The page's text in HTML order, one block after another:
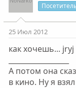
25 Июл 2012
как хочешь... jryj
А потом она
в кино. Ну я